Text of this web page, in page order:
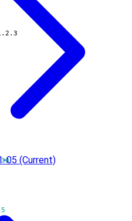
05 (Current)
30
5